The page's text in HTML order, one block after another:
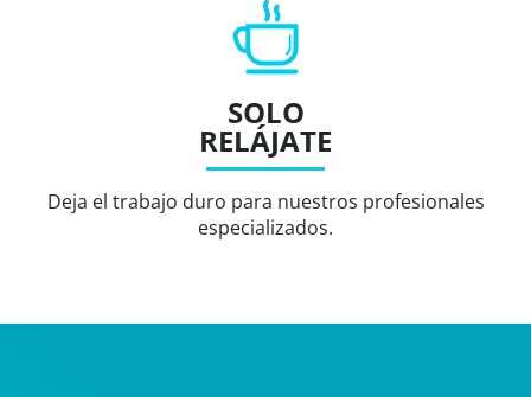
SOLO
RELÁJATE
Deja el trabajo duro para nuestros profesionales
especializados.